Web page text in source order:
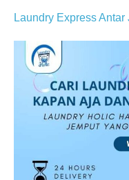
Laundry Express